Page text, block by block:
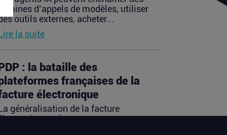
dizaines d’appels de modèles, utiliser
outils externes, acheter...
la suite
: la bataille des
françaises de la
électronique
généralisation de la facture
crée, presque